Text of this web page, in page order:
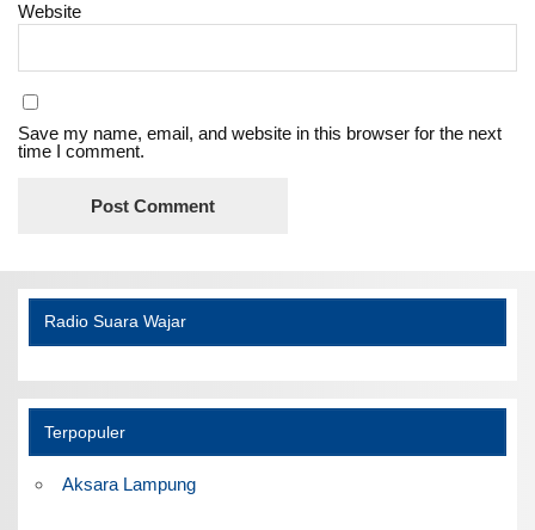
Website
Save my name, email, and website in this browser for the next
time I comment.
Radio Suara Wajar
Terpopuler
Aksara Lampung